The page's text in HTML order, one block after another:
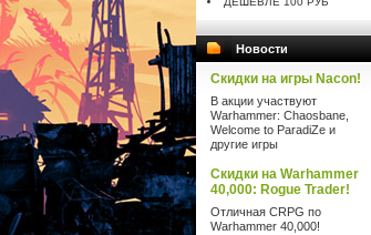
Новости
Скидки на игры Nacon!
В акции участвуют
Warhammer: Chaosbane,
Welcome to ParadiZe и
другие игры
Скидки на Warhammer
40,000: Rogue Trader!
Отличная CRPG по
Warhammer 40,000!